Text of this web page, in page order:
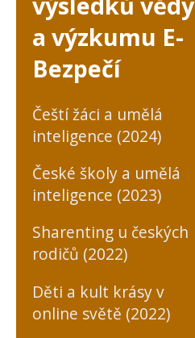
a výzkumu E-
Bezpečí
Čeští žáci a umělá
inteligence (2024)
České školy a umělá
inteligence (2023)
Sharenting u českých
rodičů (2022)
Děti a kult krásy v
online světě (2022)